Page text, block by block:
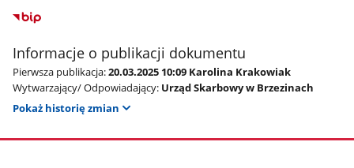
Informacje o publikacji dokumentu
Pierwsza publikacja:20.03.2025 10:09 Karolina Krakowiak
Wytwarzający/ Odpowiadający: Urząd Skarbowy w Brzezinach
Pokaż historię zmian